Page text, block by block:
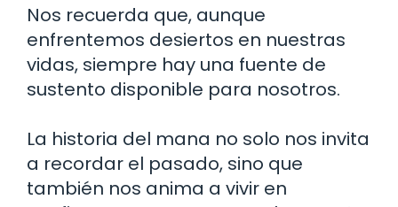
Nos recuerda que, aunque
enfrentemos desiertos en nuestras
vidas, siempre hay una fuente de
sustento disponible para nosotros.
La historia del mana no solo nos invita
a recordar el pasado, sino que
también nos anima a vivir en